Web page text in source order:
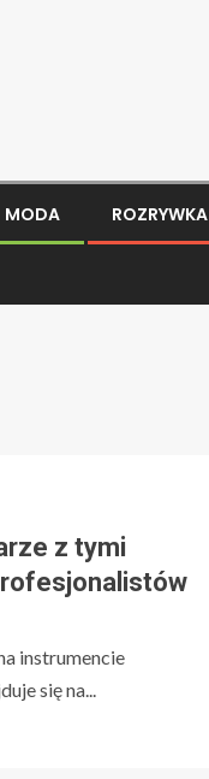
MODA ROZRYWKA
z tymi
instrumencie
się na...